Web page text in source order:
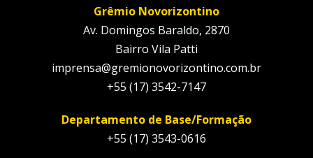
Grêmio Novorizontino
Av. Domingos Baraldo, 2870
Bairro Vila Patti
imprensa@gremionovorizontino.com.br
+55 (17) 3542-7147
Departamento de Base/Formação
+55 (17) 3543-0616